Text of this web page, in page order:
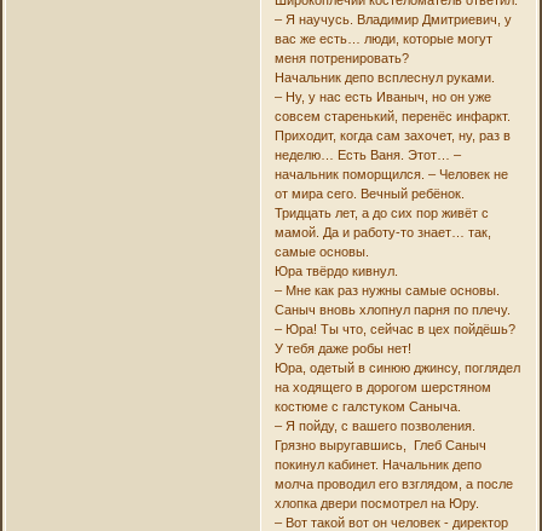
– Я научусь. Владимир Дмитриевич, у
вас же есть… люди, которые могут
меня потренировать?
Начальник депо всплеснул руками.
– Ну, у нас есть Иваныч, но он уже
совсем старенький, перенёс инфаркт.
Приходит, когда сам захочет, ну, раз в
неделю… Есть Ваня. Этот… –
начальник поморщился. – Человек не
от мира сего. Вечный ребёнок.
Тридцать лет, а до сих пор живёт с
мамой. Да и работу-то знает… так,
самые основы.
Юра твёрдо кивнул.
– Мне как раз нужны самые основы.
Саныч вновь хлопнул парня по плечу.
– Юра! Ты что, сейчас в цех пойдёшь?
У тебя даже робы нет!
Юра, одетый в синюю джинсу, поглядел
на ходящего в дорогом шерстяном
костюме с галстуком Саныча.
– Я пойду, с вашего позволения.
Грязно выругавшись, Глеб Саныч
покинул кабинет. Начальник депо
молча проводил его взглядом, а после
хлопка двери посмотрел на Юру.
– Вот такой вот он человек - директор